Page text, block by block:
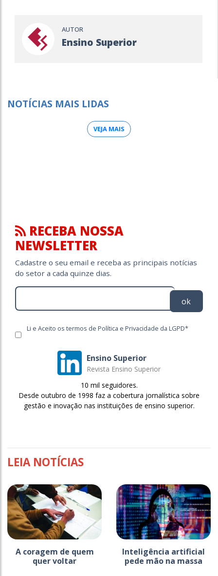
AUTOR
Ensino Superior
NOTÍCIAS MAIS LIDAS
VEJA MAIS
RECEBA NOSSA
NEWSLETTER
Cadastre o seu email e receba as principais notícias
do setor a cada quinze dias.
ok
Li e Aceito os termos de Política e Privacidade da LGPD*
Ensino Superior
Revista Ensino Superior
10 mil seguidores.
Desde outubro de 1998 faz a cobertura jornalística sobre
gestão e inovação nas instituições de ensino superior.
LEIA NOTÍCIAS
A coragem de quem
quer voltar
Inteligência artificial
pede mão na massa